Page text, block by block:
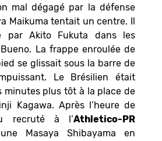
mal dégagé par la défense
Maikuma tentait un centre. Il
par Akito Fukuta dans les
La frappe enroulée de
se glissait sous la barre de
Le Brésilien était
minutes plus tôt à la place de
Kagawa. Après l’heure de
recruté à l’Athletico-PR
Masaya Shibayama en